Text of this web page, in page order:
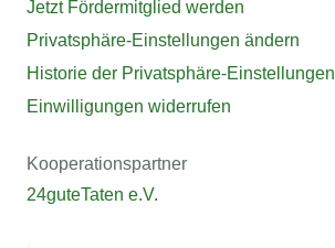
Jetzt Fördermitglied werden
Privatsphäre-Einstellungen ändern
Historie der Privatsphäre-Einstellungen
Einwilligungen widerrufen
Kooperationspartner
24guteTaten e.V.